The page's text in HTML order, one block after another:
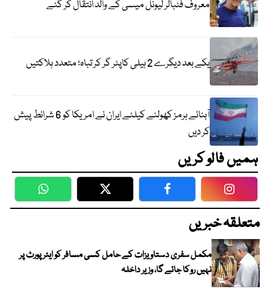
معروف فٹبالر لیونل میسی کے والد انتقال کر گئے
یکے بعد دیگرے 2 ہیلی کاپٹر گر کر تباہ؛ متعدد ہلاکتیں
آبنائے ہرمز کھولنے کیلئے ایران نے امریکا کو 6 شرائط پیش
کر دیں
ہمیں فالو کریں
WhatsApp Twitter Facebook
متعلقہ خبریں
مکمل سفری دستاویزات کے حامل کسی مسافر کو ایئرپورٹ پر
نہیں روکا جائے گا، وزیر داخلہ